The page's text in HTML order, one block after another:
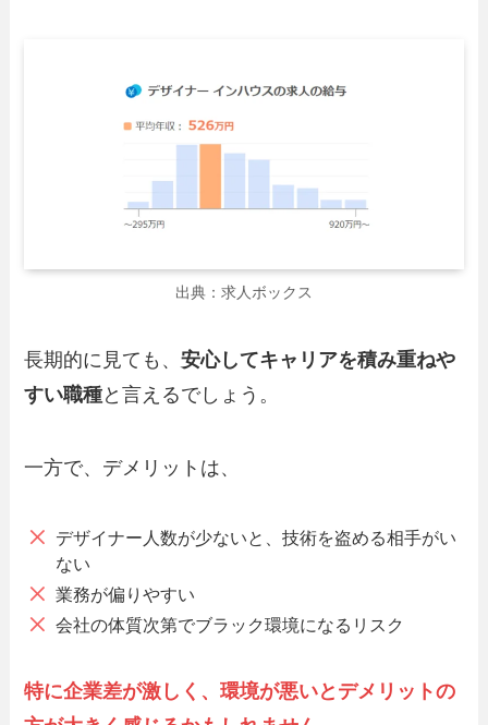
出典：求人ボックス
長期的に見ても、安心してキャリアを積み重ねや
すい職種と言えるでしょう。
一方で、デメリットは、
デザイナー人数が少ないと、技術を盗める相手がい
ない
業務が偏りやすい
会社の体質次第でブラック環境になるリスク
特に企業差が激しく、環境が悪いとデメリットの